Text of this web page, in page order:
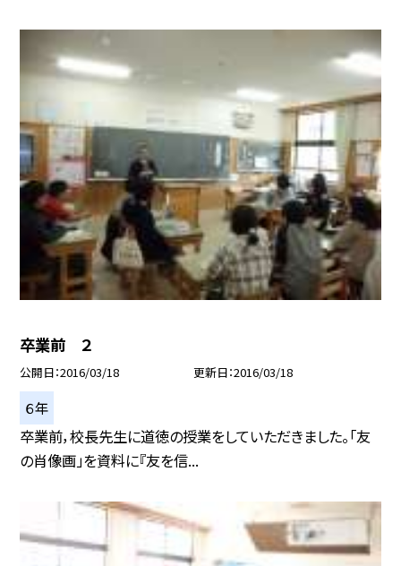
卒業前 ２
公開日 2016/03/18 更新日 2016/03/18
６年
卒業前，校長先生に道徳の授業をしていただきました。「友
の肖像画」を資料に『友を信...